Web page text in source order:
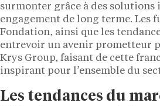
surmonter grâce à des solutions
engagement de long terme. Les
Fondation, ainsi que les
entrevoir un avenir prometteur
Krys Group, faisant de cette
inspirant pour l’ensemble du
Les tendances du